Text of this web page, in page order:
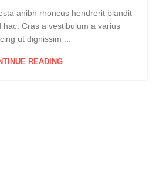
anibh rhoncus hendrerit blandit
hac. Cras a vestibulum a varius
ut dignissim ...
READING